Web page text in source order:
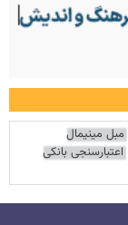
مبل مینیمال
اعتبارسنجی بانکی